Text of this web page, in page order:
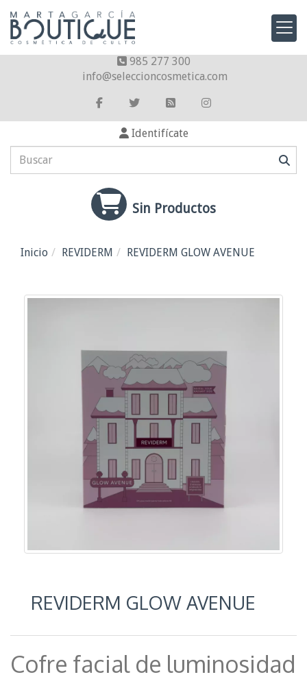
985 277 300
info
seleccioncosmetica.com
Identifícate
Sin Productos
Inicio REVIDERM REVIDERM GLOW AVENUE
REVIDERM GLOW AVENUE
Cofre facial de luminosidad